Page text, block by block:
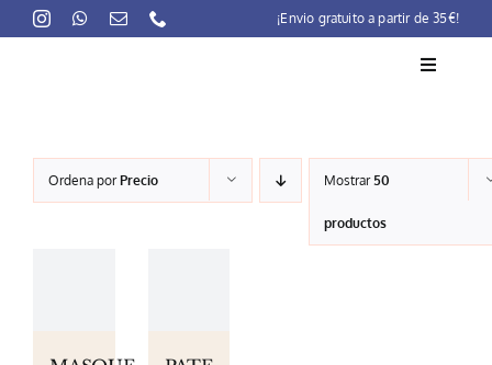
to
¡Envio gratuito a partir de 35€!
Toggle
La marca
Lait-Crème Concentré
Preocupaciones
Ordena porPrecio Mostrar50
productos